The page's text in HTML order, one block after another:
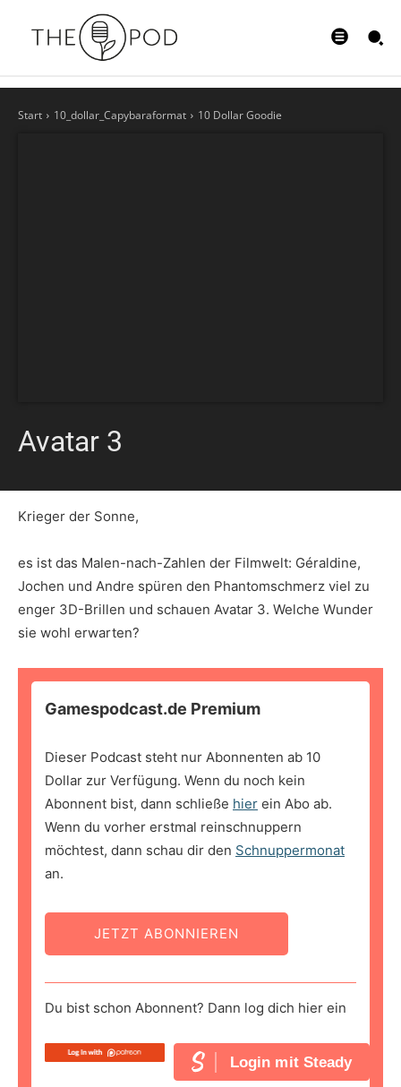
Start 10_dollar_Capybaraformat 10 Dollar Goodie
Avatar 3
Krieger der Sonne,
es ist das Malen-nach-Zahlen der Filmwelt: Géraldine,
Jochen und Andre spüren den Phantomschmerz viel zu
enger 3D-Brillen und schauen Avatar 3. Welche Wunder
sie wohl erwarten?
Gamespodcast.de Premium
Dieser Podcast steht nur Abonnenten ab 10
Dollar zur Verfügung. Wenn du noch kein
Abonnent bist, dann schließe hier ein Abo ab.
Wenn du vorher erstmal reinschnuppern
möchtest, dann schau dir den Schnuppermonat
an.
JETZT ABONNIEREN
Du bist schon Abonnent? Dann log dich hier ein
Login mit Steady